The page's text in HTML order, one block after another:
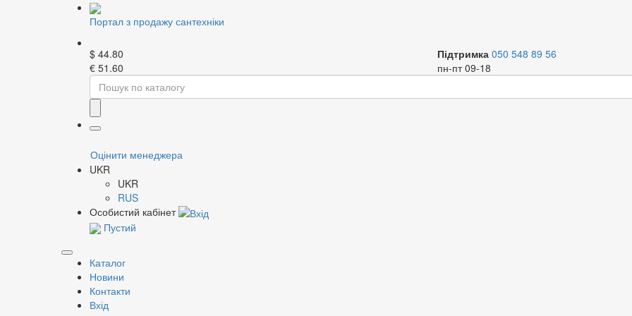
Портал з продажу сантехніки
$ 44.80
€ 51.60
Підтримка 050 548 89 56
пн-пт 09-18
Оцінити менеджера
UKR
UKR
RUS
Особистий кабінет
Пустий
Каталог
Новини
Контакти
Вхід
Home Каталог Змішувачі і аксесуари Набори змішувачів
Фільтр
Бренд
Картридж змішувача
Тип кріплення змішувача